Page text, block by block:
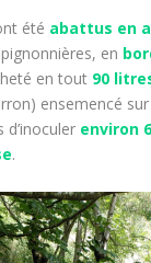
été abattus en
en
en tout 90
ensemencé
environ
.